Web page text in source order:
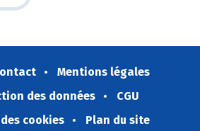
Mentions légales
des données
CGU
cookies
Plan du site